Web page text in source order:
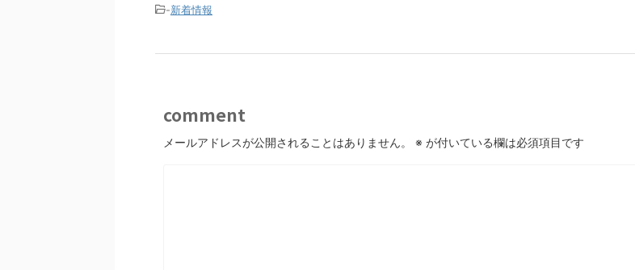
-新着情報
comment
メールアドレスが公開されることはありません。 ※ が付いている欄は必須項目です